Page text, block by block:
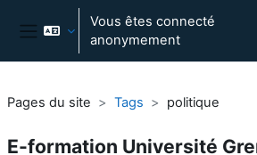
Passer au contenu principal
Panneau latéral
Vous êtes connecté
anonymement
Pages du site Tags politique
E-formation Université